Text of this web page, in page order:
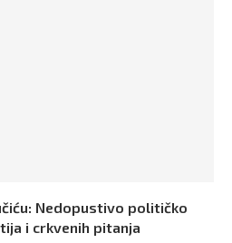
Nedopustivo političko
i crkvenih pitanja